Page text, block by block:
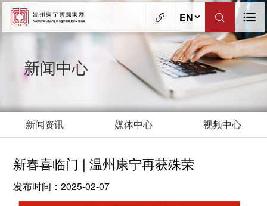
EN
新闻中心
新闻资讯 媒体中心 视频中心
新春喜临门 | 温州康宁再获殊荣
发布时间：2025-02-07